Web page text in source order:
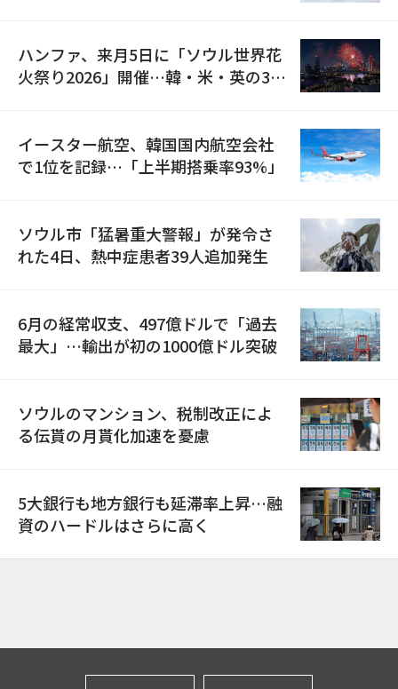
ハンファ、来月5日に「ソウル世界花
火祭り2026」開催…韓・米・英の3カ
イースター航空、韓国国内航空会社
で1位を記録…「上半期搭乗率93%」
ソウル市「猛暑重大警報」が発令さ
れた4日、熱中症患者39人追加発生
6月の経常収支、497億ドルで「過去
最大」…輸出が初の1000億ドル突破
ソウルのマンション、税制改正によ
る伝貰の月貰化加速を憂慮
5大銀行も地方銀行も延滞率上昇…融
資のハードルはさらに高く